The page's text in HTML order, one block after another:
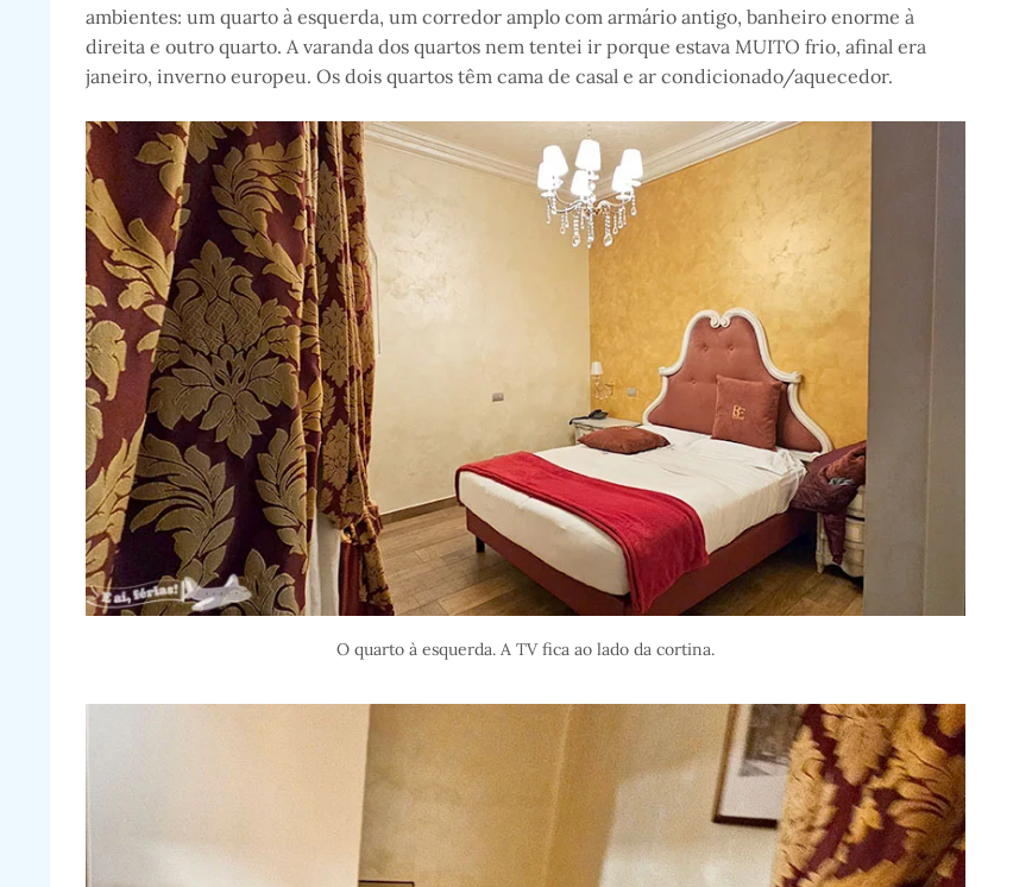
ambientes: um quarto à esquerda, um corredor amplo com armário antigo, banheiro enorme à
direita e outro quarto. A varanda dos quartos nem tentei ir porque estava MUITO frio, afinal era
janeiro, inverno europeu. Os dois quartos têm cama de casal e ar condicionado/aquecedor.
O quarto à esquerda. A TV fica ao lado da cortina.